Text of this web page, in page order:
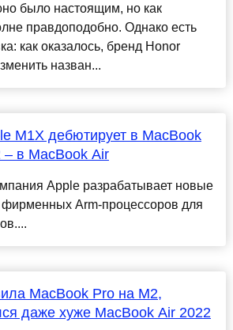
было настоящим, но как
правдоподобно. Однако есть
как оказалось, бренд Honor
назван...
M1X дебютирует в MacBook
– в MacBook Air
Apple разрабатывает новые
фирменных Arm-процессоров для
MacBook Pro на M2,
даже хуже MacBook Air 2022